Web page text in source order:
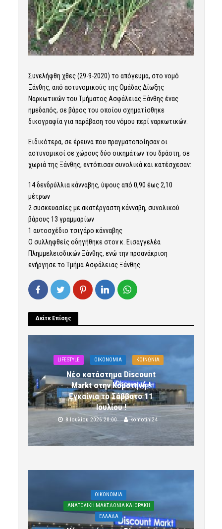
Συνελήφθη χθες (29-9-2020) το απόγευμα, στο νομό
Ξάνθης, από αστυνομικούς της Ομάδας Δίωξης
Ναρκωτικών του Τμήματος Ασφάλειας Ξάνθης ένας
ημεδαπός, σε βάρος του οποίου σχηματίσθηκε
δικογραφία για παράβαση του νόμου περί ναρκωτικών.
Ειδικότερα, σε έρευνα που πραγματοποίησαν οι
αστυνομικοί σε χώρους δύο οικημάτων του δράστη, σε
χωριά της Ξάνθης, εντόπισαν συνολικά και κατέσχεσαν:
14 δενδρύλλια κάνναβης, ύψους από 0,90 έως 2,10
μέτρων
2 συσκευασίες με ακατέργαστη κάνναβη, συνολικού
βάρους 13 γραμμαρίων
1 αυτοσχέδιο τσιγάρο κάνναβης
Ο συλληφθείς οδηγήθηκε στον κ. Εισαγγελέα
Πλημμελειοδικών Ξάνθης, ενώ την προανάκριση
ενήργησε το Τμήμα Ασφάλειας Ξάνθης.
Δείτε Επίσης
LIFESTYLE OIKONOMIA ΚΟΙΝΩΝΙΑ
Νέο κατάστημα Discount
Markt στην Κομοτηνή !
Εγκαίνια το Σάββατο 11
Ιουλίου !
8 Ιουλίου 2026 20:00 komotini24
OIKONOMIA
ΑΝΑΤΟΛΙΚΗ ΜΑΚΕΔΟΝΙΑ ΚΑΙ ΘΡΑΚΗ
ΕΛΛΑΔΑ